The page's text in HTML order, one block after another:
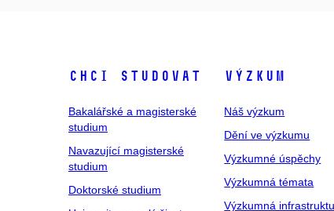
Chci studovat
Bakalářské a magisterské
studium
Navazující magisterské
studium
Doktorské studium
Výzkum
Náš výzkum
Dění ve výzkumu
Výzkumné úspěchy
Výzkumná témata
Výzkumná